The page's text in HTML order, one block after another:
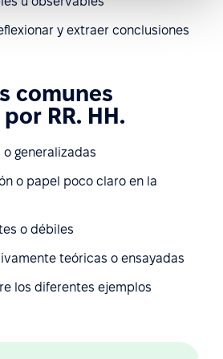
y extraer conclusiones
comunes
RR. HH.
o generalizadas
o papel poco claro en la
o débiles
teóricas o ensayadas
los diferentes ejemplos